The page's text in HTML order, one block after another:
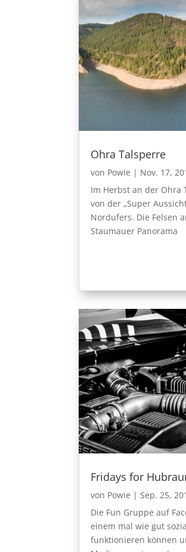
Ohra Talsperre
von Powie | Nov. 17,
Im Herbst an der Ohra
von der „Super
Nordufers. Die Felsen
Staumauer Panorama
Fridays for
von Powie | Sep. 25,
Die Fun Gruppe auf
einem mal wie gut
funktionieren können